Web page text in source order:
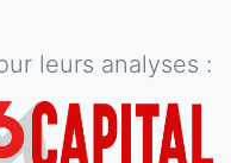
leurs analyses :